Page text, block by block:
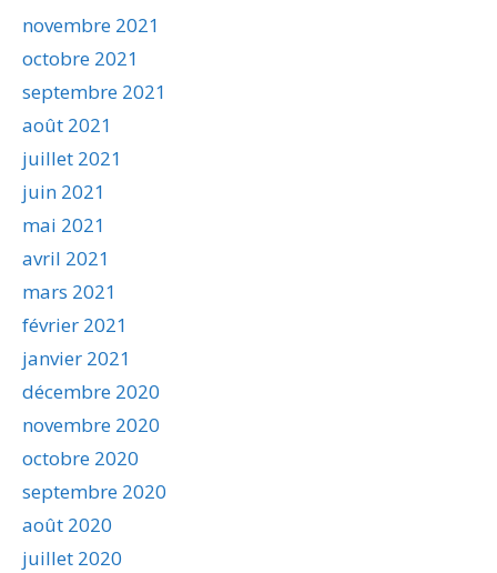
novembre 2021
octobre 2021
septembre 2021
août 2021
juillet 2021
juin 2021
mai 2021
avril 2021
mars 2021
février 2021
janvier 2021
décembre 2020
novembre 2020
octobre 2020
septembre 2020
août 2020
juillet 2020